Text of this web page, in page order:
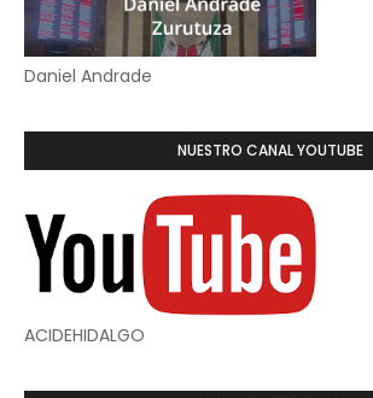
Daniel Andrade
NUESTRO CANAL YOUTUBE
ACIDEHIDALGO